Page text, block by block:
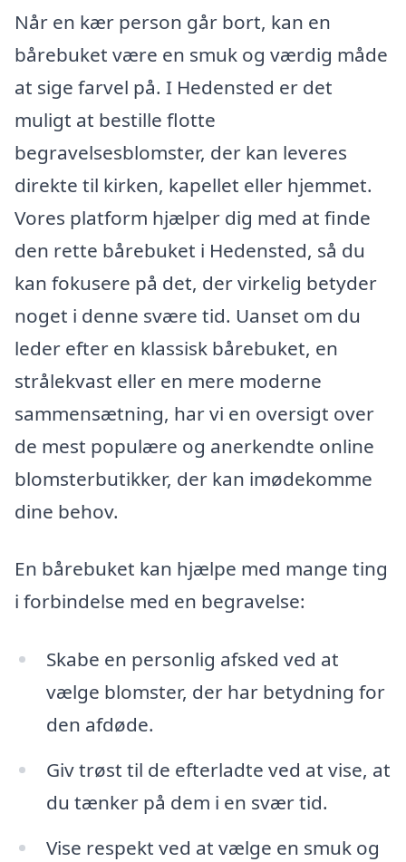
Når en kær person går bort, kan en
bårebuket være en smuk og værdig måde
at sige farvel på. I Hedensted er det
muligt at bestille flotte
begravelsesblomster, der kan leveres
direkte til kirken, kapellet eller hjemmet.
Vores platform hjælper dig med at finde
den rette bårebuket i Hedensted, så du
kan fokusere på det, der virkelig betyder
noget i denne svære tid. Uanset om du
leder efter en klassisk bårebuket, en
strålekvast eller en mere moderne
sammensætning, har vi en oversigt over
de mest populære og anerkendte online
blomsterbutikker, der kan imødekomme
dine behov.
En bårebuket kan hjælpe med mange ting
i forbindelse med en begravelse:
Skabe en personlig afsked ved at
vælge blomster, der har betydning for
den afdøde.
Giv trøst til de efterladte ved at vise, at
du tænker på dem i en svær tid.
Vise respekt ved at vælge en smuk og